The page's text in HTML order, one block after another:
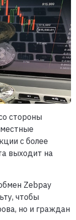
стороны
с более
выходит на
Zebpay
чтобы
но и граждан